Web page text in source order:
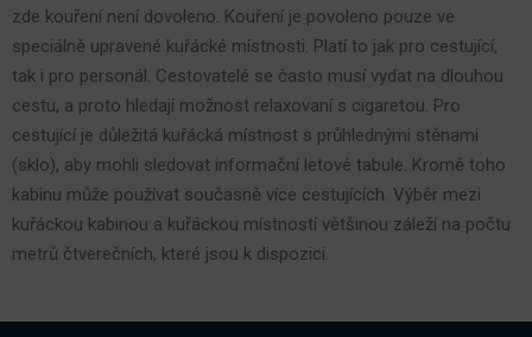
zde kouření není dovoleno. Kouření je povoleno pouze ve
speciálně upravené kuřácké místnosti. Platí to jak pro cestující,
tak i pro personál. Cestovatelé se často musí vydat na dlouhou
cestu, a proto hledají možnost relaxovaní s cigaretou. Pro
cestující je důležitá kuřácká místnost s průhlednými stěnami
(sklo), aby mohli sledovat informační letové tabule. Kromě toho
kabinu může používat současně více cestujících. Výběr mezi
kuřáckou kabinou a kuřáckou místností většinou záleží na počtu
metrů čtverečních, které jsou k dispozici.